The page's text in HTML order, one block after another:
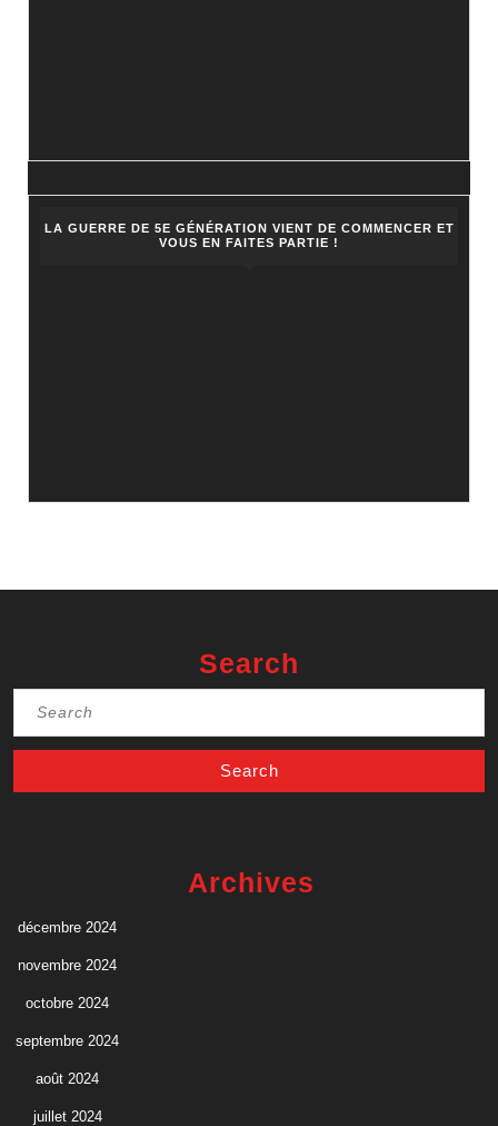
LA GUERRE DE 5E GÉNÉRATION VIENT DE COMMENCER ET
VOUS EN FAITES PARTIE !
Search
Archives
décembre 2024
novembre 2024
octobre 2024
septembre 2024
août 2024
juillet 2024